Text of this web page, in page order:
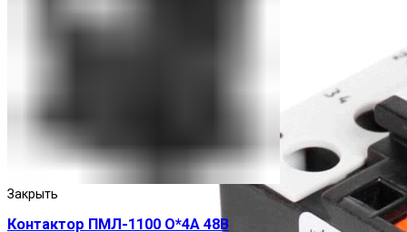
Закрыть
Контактор ПМЛ-1100 О*4А 48В